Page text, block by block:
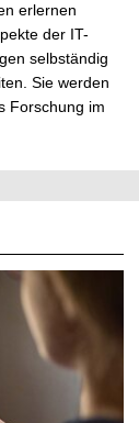
erlernen
der IT-
selbständig
Sie werden
Forschung im